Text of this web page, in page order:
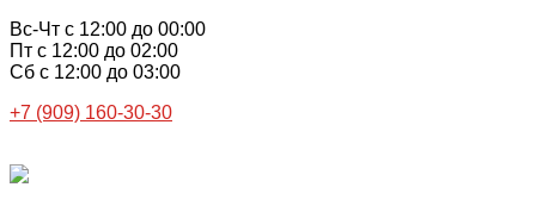
Вс-Чт с 12:00 до 00:00
Пт с 12:00 до 02:00
Сб с 12:00 до 03:00
+7 (909) 160-30-30